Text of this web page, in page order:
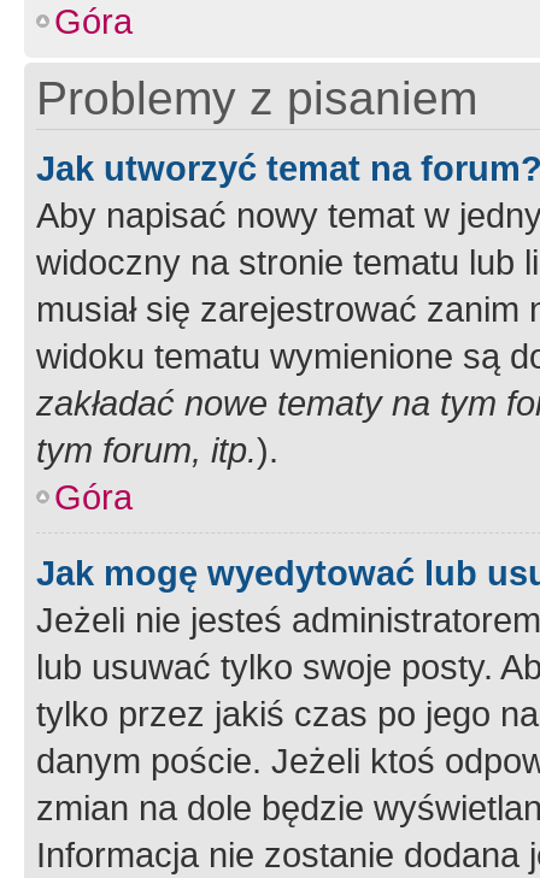
Góra
Problemy z pisaniem
Jak utworzyć temat na
Aby napisać nowy temat w
widoczny na stronie tematu lub
musiał się zarejestrować
widoku tematu wymienione są
zakładać nowe tematy na tym
tym forum, itp.).
Góra
Jak mogę wyedytować lub
Jeżeli nie jesteś
lub usuwać tylko swoje posty.
tylko przez jakiś czas po jego
danym poście. Jeżeli ktoś
zmian na dole będzie
Informacja nie zostanie dodana